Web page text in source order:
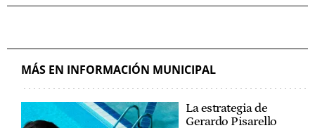
MÁS EN INFORMACIÓN MUNICIPAL
La estrategia de
Gerardo Pisarello